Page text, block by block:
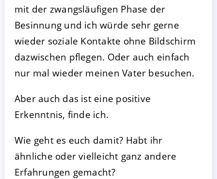
mit der zwangsläufigen Phase der
Besinnung und ich würde sehr gerne
wieder soziale Kontakte ohne Bildschirm
dazwischen pflegen. Oder auch einfach
nur mal wieder meinen Vater besuchen.
Aber auch das ist eine positive
Erkenntnis, finde ich.
Wie geht es euch damit? Habt ihr
ähnliche oder vielleicht ganz andere
Erfahrungen gemacht?